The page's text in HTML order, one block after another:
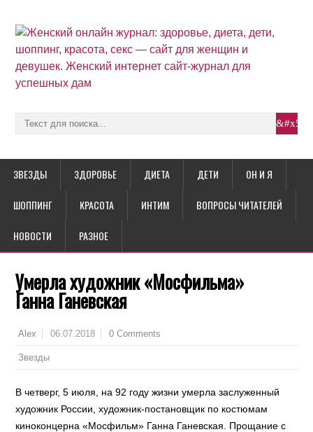
ЗВЕЗДЫ ЗДОРОВЬЕ ДИЕТА ДЕТИ ОН И Я
ШОППИНГ КРАСОТА ИНТИМ ВОПРОСЫ ЧИТАТЕЛЕЙ
НОВОСТИ РАЗНОЕ
Умерла художник «Мосфильма»
Ганна Ганевская
Alex 06.07.2018 0 Comments
Звезды
В четверг, 5 июля, на 92 году жизни умерла заслуженный
художник России, художник-постановщик по костюмам
киноконцерна «Мосфильм» Ганна Ганевская. Прощание с